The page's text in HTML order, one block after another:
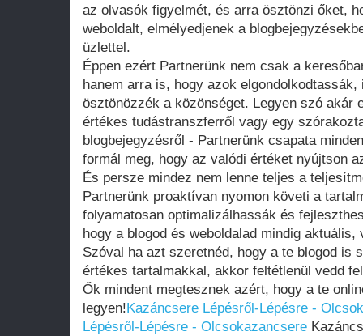
az olvasók figyelmét, és arra ösztönzi őket,
weboldalt, elmélyedjenek a
üzlettel.
Éppen ezért Partnerünk nem csak a
hanem arra is, hogy azok
ösztönözzék a közönséget. Legyen szó akár
értékes tudástranszferről vagy egy
blogbejegyzésről - Partnerünk csapata
formál meg, hogy az valódi értéket nyújtson
És persze mindez nem lenne teljes a
Partnerünk proaktívan nyomon követi a
folyamatosan optimalizálhassák és
hogy a blogod és weboldalad mindig
Szóval ha azt szeretnéd, hogy a te blogod is
értékes tartalmakkal, akkor feltétlenül vedd
Ők mindent megtesznek azért, hogy a te
legyen!Kazáncsere Lépésről-Lépésre -
Lépésről-Lépésre - Olcsokazancsere